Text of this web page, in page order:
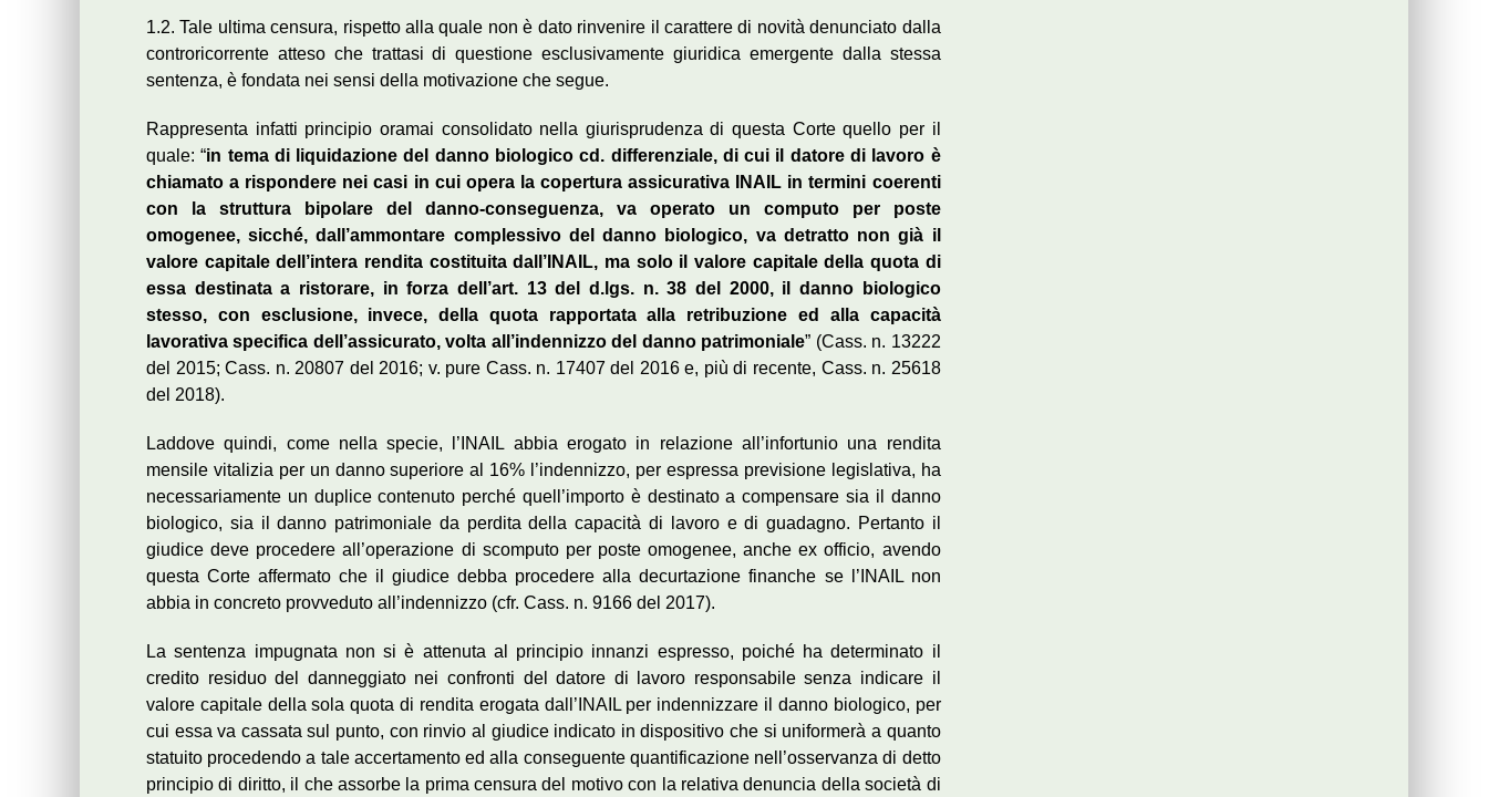
1.2. Tale ultima censura, rispetto alla quale non è dato rinvenire il carattere di novità denunciato dalla
controricorrente atteso che trattasi di questione esclusivamente giuridica emergente dalla stessa
sentenza, è fondata nei sensi della motivazione che segue.
Rappresenta infatti principio oramai consolidato nella giurisprudenza di questa Corte quello per il
quale: “in tema di liquidazione del danno biologico cd. differenziale, di cui il datore di lavoro è
chiamato a rispondere nei casi in cui opera la copertura assicurativa INAIL in termini coerenti
con la struttura bipolare del danno-conseguenza, va operato un computo per poste
omogenee, sicché, dall’ammontare complessivo del danno biologico, va detratto non già il
valore capitale dell’intera rendita costituita dall’INAIL, ma solo il valore capitale della quota di
essa destinata a ristorare, in forza dell’art. 13 del d.lgs. n. 38 del 2000, il danno biologico
stesso, con esclusione, invece, della quota rapportata alla retribuzione ed alla capacità
lavorativa specifica dell’assicurato, volta all’indennizzo del danno patrimoniale” (Cass. n. 13222
del 2015; Cass. n. 20807 del 2016; v. pure Cass. n. 17407 del 2016 e, più di recente, Cass. n. 25618
del 2018).
Laddove quindi, come nella specie, l’INAIL abbia erogato in relazione all’infortunio una rendita
mensile vitalizia per un danno superiore al 16% l’indennizzo, per espressa previsione legislativa, ha
necessariamente un duplice contenuto perché quell’importo è destinato a compensare sia il danno
biologico, sia il danno patrimoniale da perdita della capacità di lavoro e di guadagno. Pertanto il
giudice deve procedere all’operazione di scomputo per poste omogenee, anche ex officio, avendo
questa Corte affermato che il giudice debba procedere alla decurtazione finanche se l’INAIL non
abbia in concreto provveduto all’indennizzo (cfr. Cass. n. 9166 del 2017).
La sentenza impugnata non si è attenuta al principio innanzi espresso, poiché ha determinato il
credito residuo del danneggiato nei confronti del datore di lavoro responsabile senza indicare il
valore capitale della sola quota di rendita erogata dall’INAIL per indennizzare il danno biologico, per
cui essa va cassata sul punto, con rinvio al giudice indicato in dispositivo che si uniformerà a quanto
statuito procedendo a tale accertamento ed alla conseguente quantificazione nell’osservanza di detto
principio di diritto, il che assorbe la prima censura del motivo con la relativa denuncia della società di